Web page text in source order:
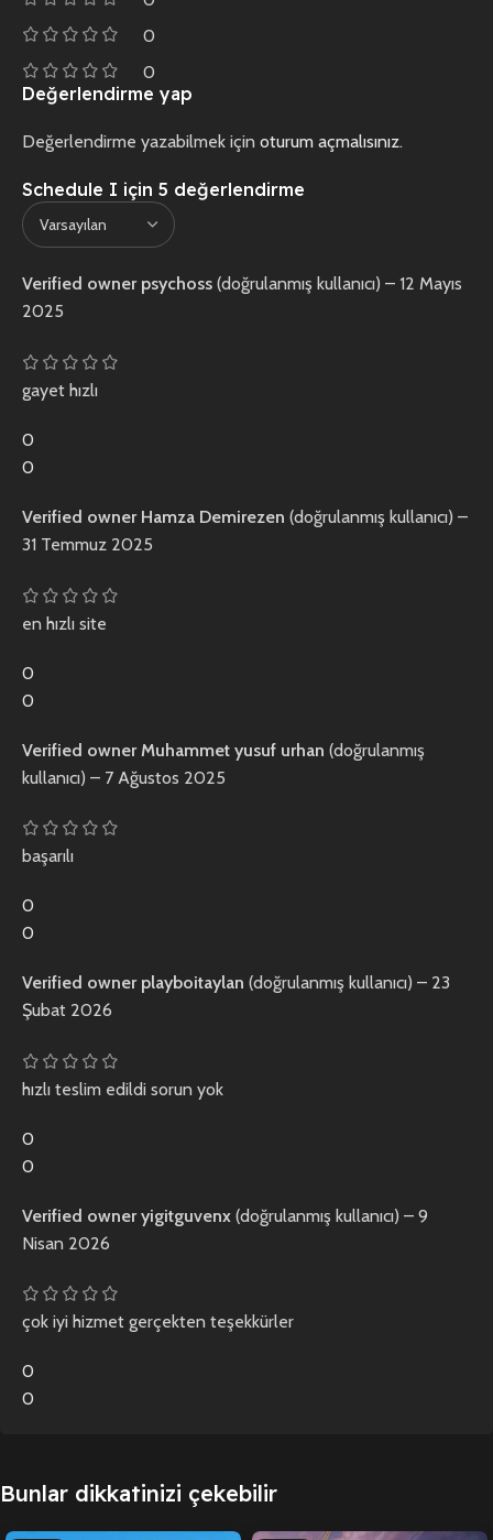
0
0
Schedule I için 5 değerlendirme
Verified owner psychoss (doğrulanmış kullanıcı) – 12 Mayıs
2025
gayet hızlı
0
0
Verified owner Hamza Demirezen (doğrulanmış kullanıcı) –
31 Temmuz 2025
en hızlı site
0
0
Verified owner Muhammet yusuf urhan (doğrulanmış
kullanıcı) – 7 Ağustos 2025
başarılı
0
0
Verified owner playboitaylan (doğrulanmış kullanıcı) – 23
Şubat 2026
hızlı teslim edildi sorun yok
0
0
Verified owneryigitguvenx (doğrulanmış kullanıcı) – 9
Nisan 2026
çok iyi hizmet gerçekten teşekkürler
0
0
Değerlendirme yap
Değerlendirme yazabilmek için oturum açmalısınız.
Bunlar dikkatinizi çekebilir